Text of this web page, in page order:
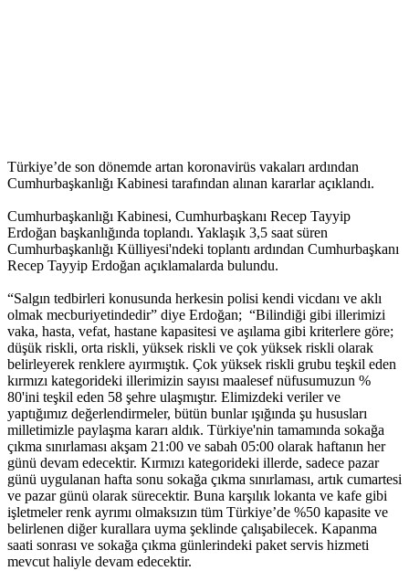
Türkiye’de son dönemde artan koronavirüs vakaları ardından
Cumhurbaşkanlığı Kabinesi tarafından alınan kararlar açıklandı.
Cumhurbaşkanlığı Kabinesi, Cumhurbaşkanı Recep Tayyip
Erdoğan başkanlığında toplandı. Yaklaşık 3,5 saat süren
Cumhurbaşkanlığı Külliyesi'ndeki toplantı ardından Cumhurbaşkanı
Recep Tayyip Erdoğan açıklamalarda bulundu.
“Salgın tedbirleri konusunda herkesin polisi kendi vicdanı ve aklı
olmak mecburiyetindedir” diye Erdoğan; “Bilindiği gibi illerimizi
vaka, hasta, vefat, hastane kapasitesi ve aşılama gibi kriterlere göre;
düşük riskli, orta riskli, yüksek riskli ve çok yüksek riskli olarak
belirleyerek renklere ayırmıştık. Çok yüksek riskli grubu teşkil eden
kırmızı kategorideki illerimizin sayısı maalesef nüfusumuzun %
80'ini teşkil eden 58 şehre ulaşmıştır. Elimizdeki veriler ve
yaptığımız değerlendirmeler, bütün bunlar ışığında şu hususları
milletimizle paylaşma kararı aldık. Türkiye'nin tamamında sokağa
çıkma sınırlaması akşam 21:00 ve sabah 05:00 olarak haftanın her
günü devam edecektir. Kırmızı kategorideki illerde, sadece pazar
günü uygulanan hafta sonu sokağa çıkma sınırlaması, artık cumartesi
ve pazar günü olarak sürecektir. Buna karşılık lokanta ve kafe gibi
işletmeler renk ayrımı olmaksızın tüm Türkiye’de %50 kapasite ve
belirlenen diğer kurallara uyma şeklinde çalışabilecek. Kapanma
saati sonrası ve sokağa çıkma günlerindeki paket servis hizmeti
mevcut haliyle devam edecektir.